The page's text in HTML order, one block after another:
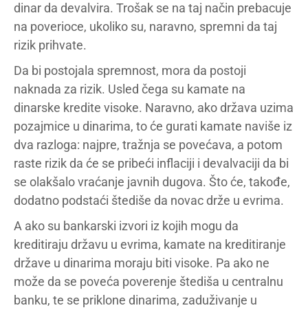
dinar da devalvira. Trošak se na taj način prebacuje
na poverioce, ukoliko su, naravno, spremni da taj
rizik prihvate.
Da bi postojala spremnost, mora da postoji
naknada za rizik. Usled čega su kamate na
dinarske kredite visoke. Naravno, ako država uzima
pozajmice u dinarima, to će gurati kamate naviše iz
dva razloga: najpre, tražnja se povećava, a potom
raste rizik da će se pribeći inflaciji i devalvaciji da bi
se olakšalo vraćanje javnih dugova. Što će, takođe,
dodatno podstaći štediše da novac drže u evrima.
A ako su bankarski izvori iz kojih mogu da
kreditiraju državu u evrima, kamate na kreditiranje
države u dinarima moraju biti visoke. Pa ako ne
može da se poveća poverenje štediša u centralnu
banku, te se priklone dinarima, zaduživanje u